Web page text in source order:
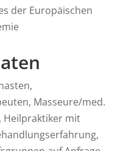
der Europäischen
Masseure/med.
Heilpraktiker mit